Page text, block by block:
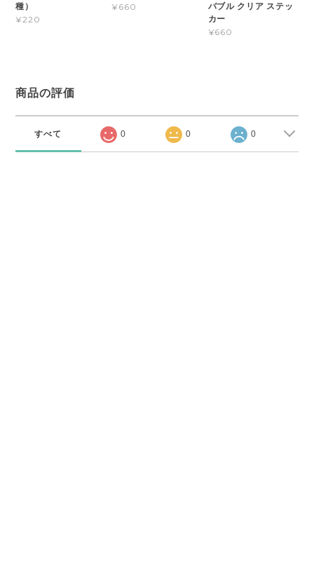
種）
¥220
¥660
バブル クリア ステッ
カー
¥660
商品の評価
すべて 0 0 0